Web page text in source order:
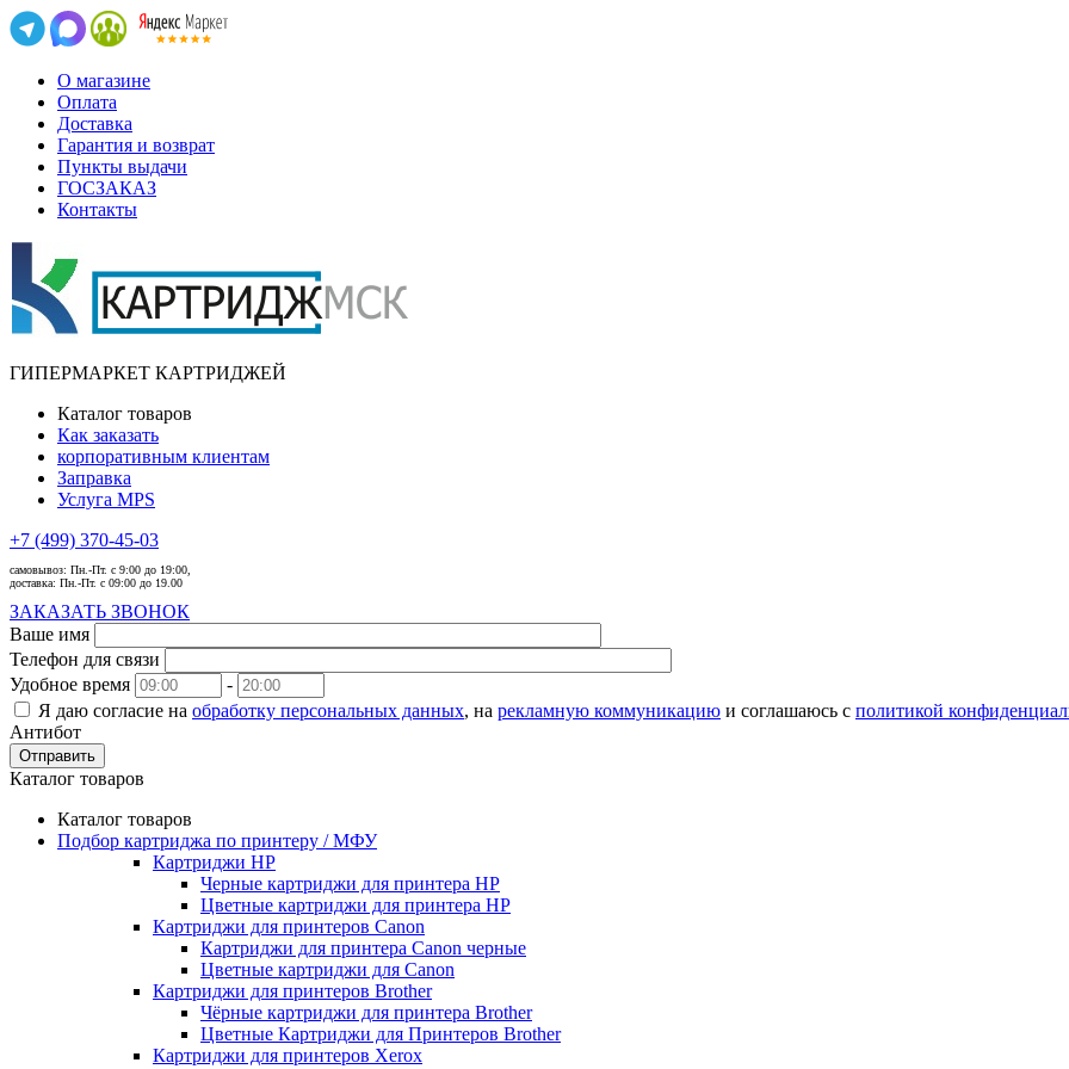
О магазине
Оплата
Доставка
Гарантия и возврат
Пункты выдачи
ГОСЗАКАЗ
Контакты
ГИПЕРМАРКЕТ КАРТРИДЖЕЙ
Каталог товаров
Как заказать
корпоративным клиентам
Заправка
Услуга MPS
+7 (499) 370-45-03
самовывоз: Пн.-Пт. с 9:00 до 19:00,
доставка: Пн.-Пт. с 09:00 до 19.00
ЗАКАЗАТЬ ЗВОНОК
Ваше имя
Телефон для связи
Удобное время
-
Я даю согласие на обработку персональных данных, на рекламную коммуникацию и соглашаюсь с политикой
Антибот
Отправить
Каталог товаров
Каталог товаров
Подбор картриджа по принтеру / МФУ
Картриджи HP
Черные картриджи для принтера HP
Цветные картриджи для принтера HP
Картриджи для принтеров Сanon
Картриджи для принтера Сanon черные
Цветные картриджи для Сanon
Картриджи для принтеров Brother
Чёрные картриджи для принтера Brother
Цветные Картриджи для Принтеров Brother
Картриджи для принтеров Xerox